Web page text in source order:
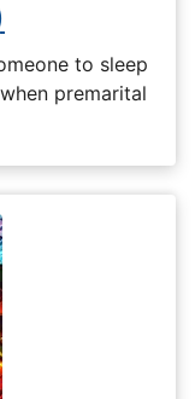
to sleep
premarital